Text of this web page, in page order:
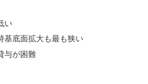
い
基底面拡大も最も狭い
与が困難